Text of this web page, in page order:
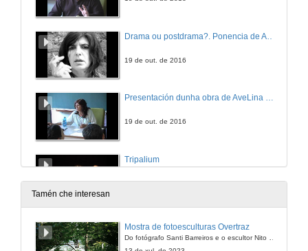
19 de out. de 2016
Presentación dunha obra de AveLina Pérez
19 de out. de 2016
Tripalium
19 de out. de 2016
Tamén che interesan
Mostra de fotoesculturas Overtraz